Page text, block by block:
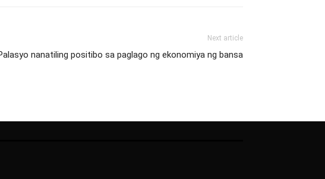
Next article
nanatiling positibo sa paglago ng ekonomiya ng bansa